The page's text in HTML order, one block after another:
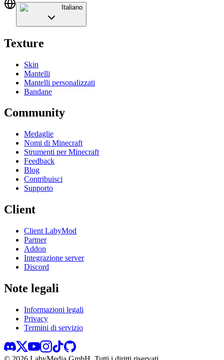
Italiano
Texture
Skin
Mantelli
Mantelli personalizzati
Bandane
Community
Medaglie
Nomi di Minecraft
Strumenti per Minecraft
Feedback
Blog
Contribuisci
Supporto
Client
Client LabyMod
Partner
Addon
Integrazione server
Discord
Note legali
Informazioni legali
Privacy
Termini di servizio